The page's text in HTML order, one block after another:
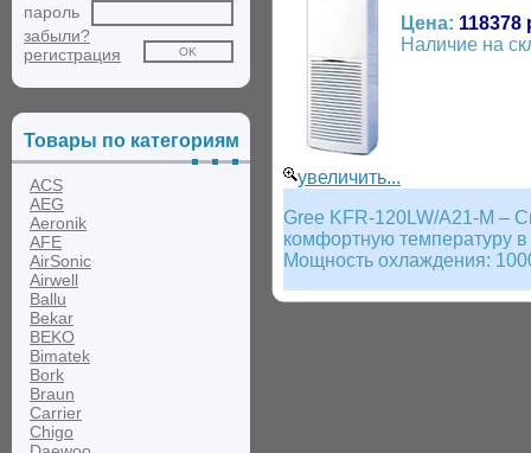
пароль
забыли?
регистрация
Товары по категориям
ACS
AEG
Aeronik
AFE
AirSonic
Airwell
Ballu
Bekar
BEKO
Bimatek
Bork
Braun
Carrier
Chigo
увеличить...
Цена: 118378
Наличие на
Gree KFR-120LW/A21-M –
комфортную температуру
Мощность охлаждения: